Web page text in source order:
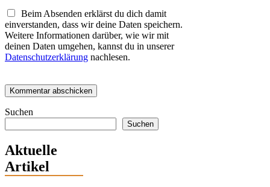
Beim Absenden erklärst du dich damit
einverstanden, dass wir deine Daten speichern.
Weitere Informationen darüber, wie wir mit
deinen Daten umgehen, kannst du in unserer
Datenschutzerklärung nachlesen.
Suchen
Suchen
Aktuelle
Artikel